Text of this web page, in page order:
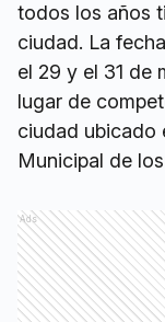
todos los años
ciudad. La
el 29 y el 31 de
lugar de
ciudad ubicado
Municipal de
Ads